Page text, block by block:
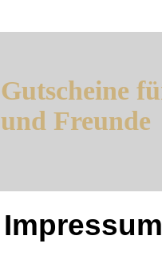
Gutscheine
und Freunde
Impressum